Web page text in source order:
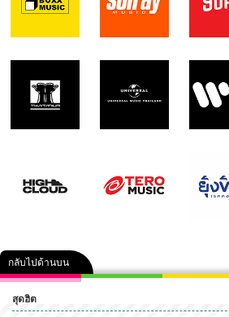
กลับไปด้านบน
คลิป ภาพ ปฏิทิน 2556
Glitter
สุดฮิต